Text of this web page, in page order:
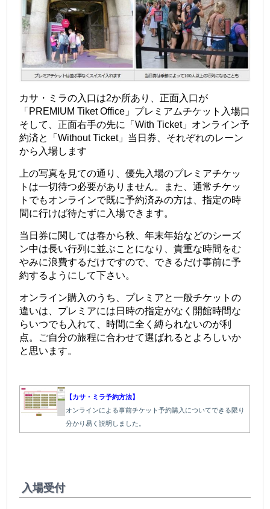
カサ・ミラの入口は2か所あり、正面入口が
「PREMIUM Tiket Office」プレミアムチケット入場口
そして、正面右手の先に「With Ticket」オンライン予
約済と「Without Ticket」当日券、それぞれのレーン
から入場します
上の写真を見ての通り、優先入場のプレミアチケッ
トは一切待つ必要がありません。また、通常チケッ
トでもオンラインで既に予約済みの方は、指定の時
間に行けば待たずに入場できます。
当日券に関しては春から秋、年末年始などのシーズ
ン中は長い行列に並ぶことになり、貴重な時間をむ
やみに浪費するだけですので、できるだけ事前に予
約するようにして下さい。
オンライン購入のうち、プレミアと一般チケットの
違いは、プレミアには日時の指定がなく開館時間な
らいつでも入れて、時間に全く縛られないのが利
点。ご自分の旅程に合わせて選ばれるとよろしいか
と思います。
【カサ・ミラ予約方法】
オンラインによる事前チケット予約購入についてできる限り
分かり易く説明しました。
入場受付